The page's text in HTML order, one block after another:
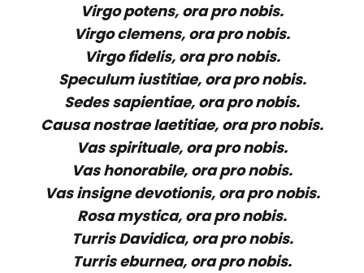
Virgo potens, ora pro nobis.
Virgo clemens, ora pro nobis.
Virgo fidelis, ora pro nobis.
Speculum iustitiae, ora pro nobis.
Sedes sapientiae, ora pro nobis.
Causa nostrae laetitiae, ora pro nobis.
Vas spirituale, ora pro nobis.
Vas honorabile, ora pro nobis.
Vas insigne devotionis, ora pro nobis.
Rosa mystica, ora pro nobis.
Turris Davidica, ora pro nobis.
Turris eburnea, ora pro nobis.